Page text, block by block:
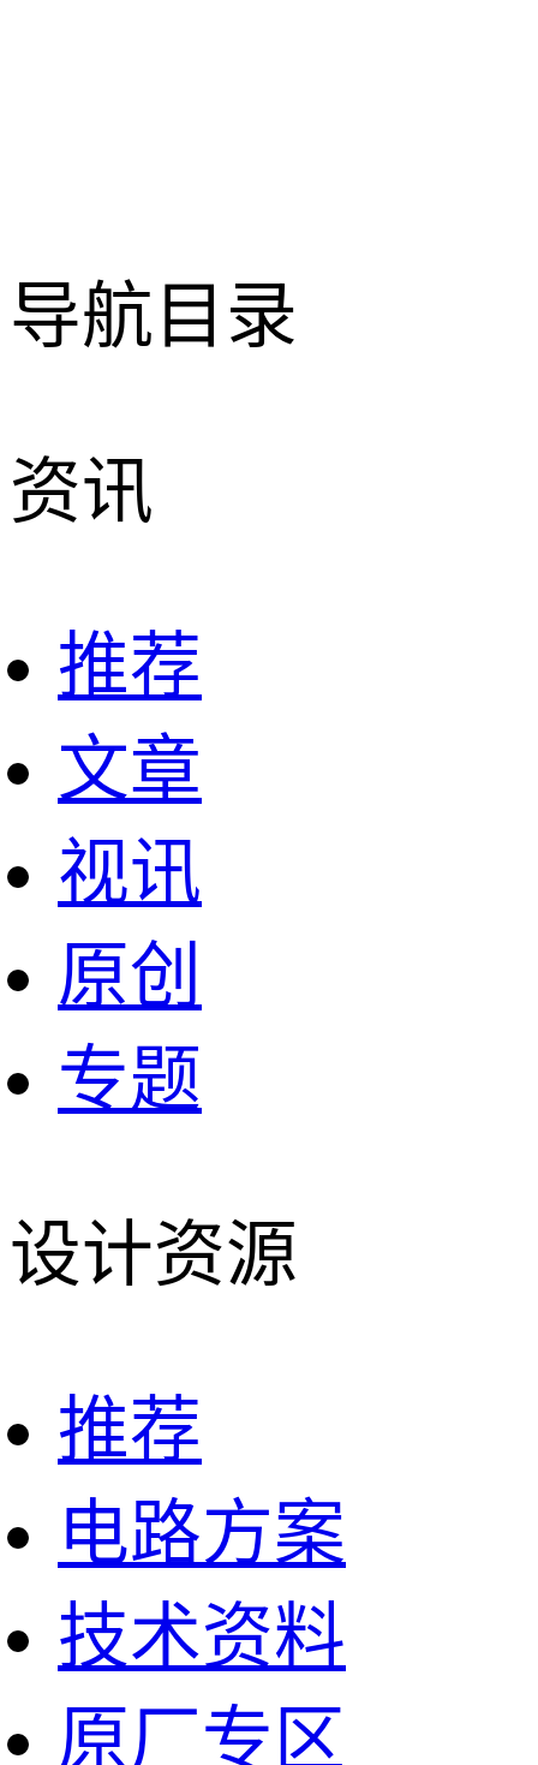
导航目录
资讯
推荐
文章
视讯
原创
专题
设计资源
推荐
电路方案
技术资料
原厂专区